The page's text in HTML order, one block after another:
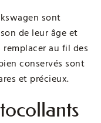
sont
de leur âge et
au fil des
conservés sont
et précieux.